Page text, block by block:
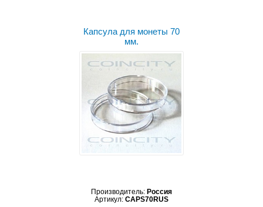
Капсула для монеты 70
мм.
Производитель: Россия
Артикул: CAPS70RUS